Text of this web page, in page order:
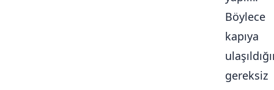
Böylece
kapıya
gereksiz